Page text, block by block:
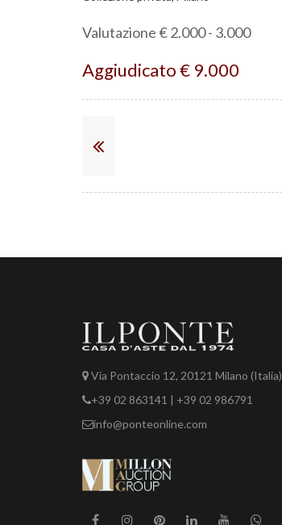
Valutazione € 2.000 - 3.000
Aggiudicato € 9.000
Via Pontaccio 12, 20121 Milano (Italia)
+39 02 863141 | +39 02 986791
info@ponteonline.com